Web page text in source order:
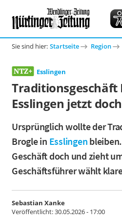
Sie sind hier: Startseite Region
Esslingen
Traditionsgeschäft
Esslingen jetzt doch
Ursprünglich wollte der
Brogle in Esslingen
Geschäft doch und zieht
Geschäftsführer wählt
Sebastian Xanke
Veröffentlicht:30.05.2026 - 17:00